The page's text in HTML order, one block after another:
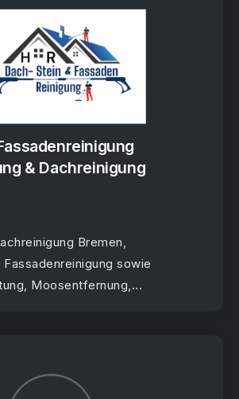
& Dachreinigung
Bremen,
sowie
Moosentfernung,...